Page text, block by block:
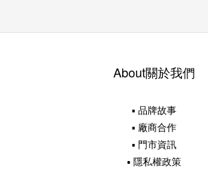
About關於我們
▪ 品牌故事
▪ 廠商合作
▪ 門市資訊
▪ 隱私權政策